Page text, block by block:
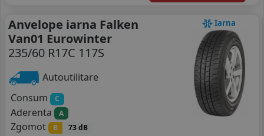
Iarna
Anvelope iarna Falken
Van01 Eurowinter
235/60 R17C 117S
Autoutilitare
Consum
C
Aderenta A
Zgomot B 73 dB